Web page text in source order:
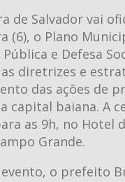
de Salvador vai
(6), o Plano
Pública e Defesa
diretrizes e
das ações de
capital baiana. A
as 9h, no Hotel
Grande.
o prefeito